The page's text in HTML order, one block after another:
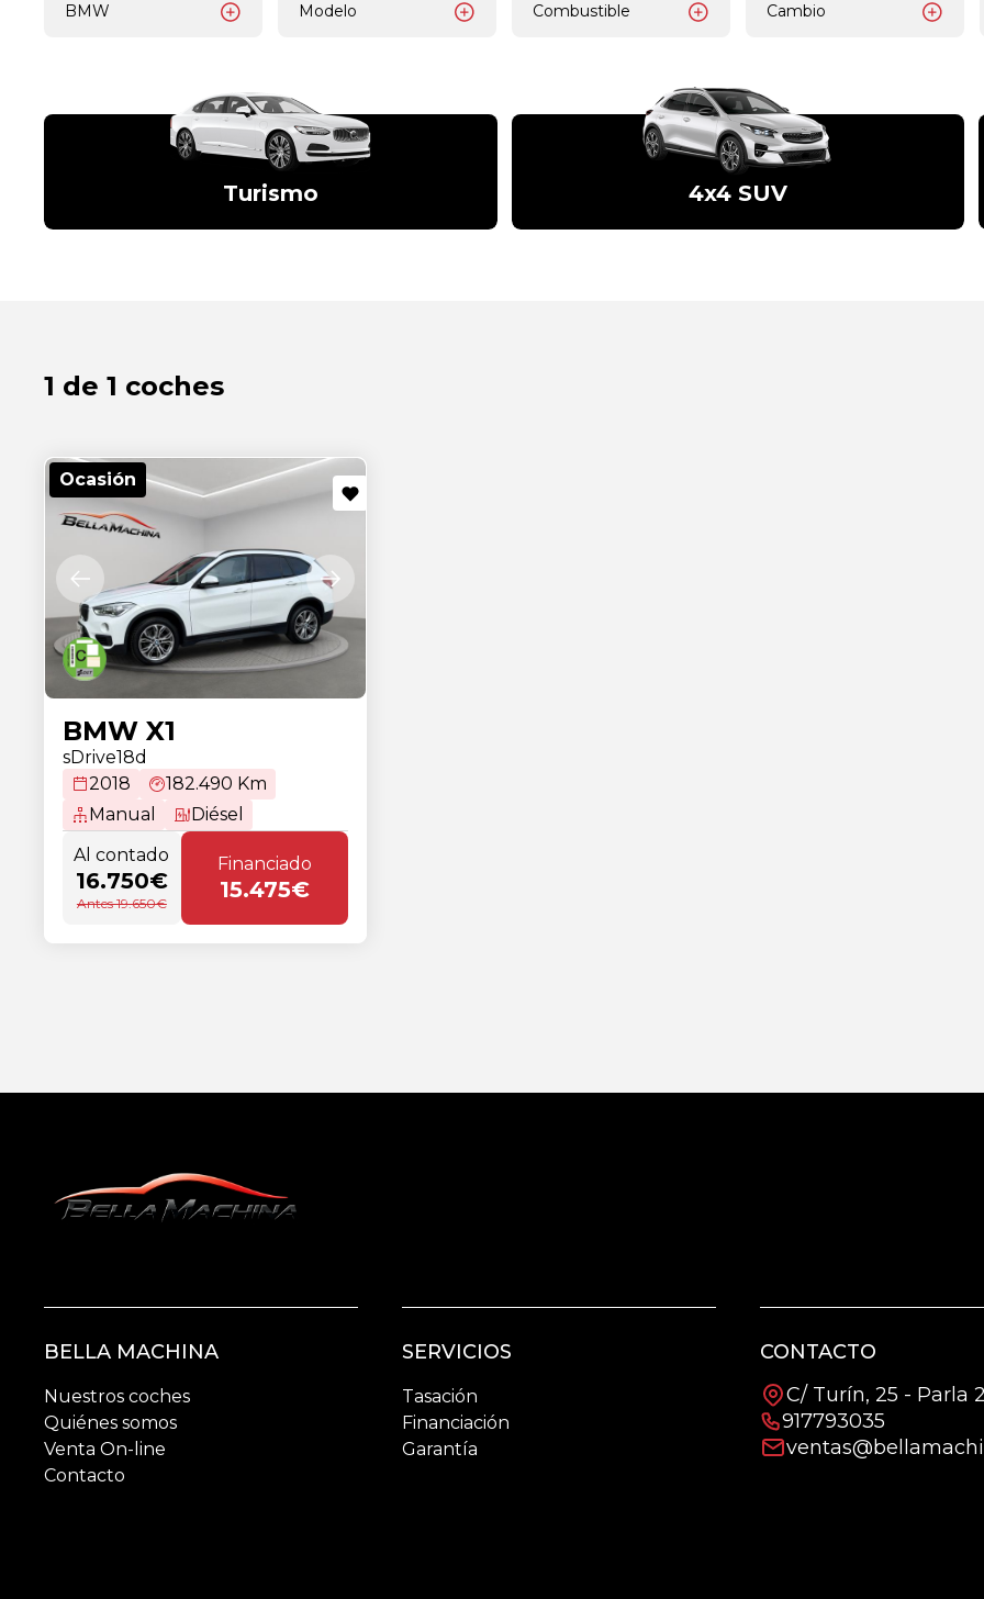
BMW Modelo Combustible Cambio
Turismo 4x4 SUV
1 de 1 coches
Ocasión
BMW X1
sDrive18d
2018
182.490 Km
Manual
Diésel
Al contado
16.750€
Antes 19.650€
Financiado
15.475€
BELLA MACHINA
Nuestros coches
Quiénes somos
Venta On-line
Contacto
SERVICIOS
Tasación
Financiación
Garantía
CONTACTO
C/ Turín, 25 - Parla
917793035